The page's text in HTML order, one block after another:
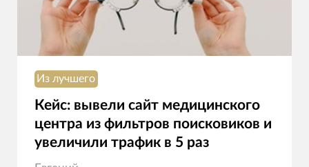
Из лучшего
Кейс: вывели сайт медицинского
центра из фильтров поисковиков и
увеличили трафик в 5 раз